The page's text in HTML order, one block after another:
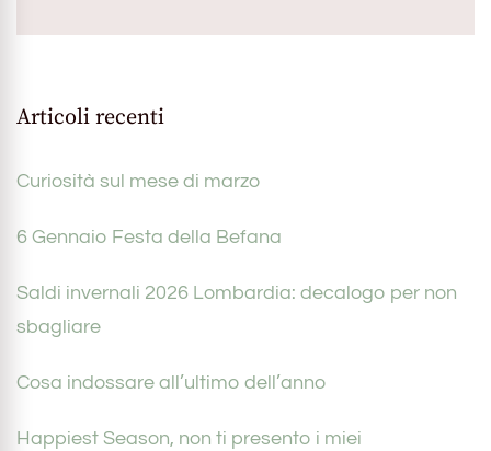
Articoli recenti
Curiosità sul mese di marzo
6 Gennaio Festa della Befana
Saldi invernali 2026 Lombardia: decalogo per non
sbagliare
Cosa indossare all’ultimo dell’anno
Happiest Season, non ti presento i miei